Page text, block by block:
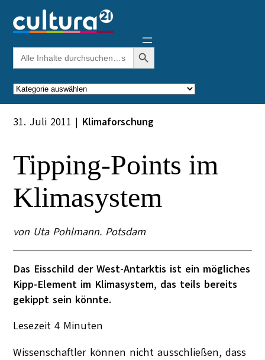
Inhalt
springen
Search
for:
Search Button
Kategorien
31. Juli 2011 | Klimaforschung
Tipping-Points im
Klimasystem
von Uta Pohlmann. Potsdam
Das Eisschild der West-Antarktis ist ein mögliches
Kipp-Element im Klimasystem, das teils bereits
gekippt sein könnte.
Lesezeit 4 Minuten
Wissenschaftler können nicht ausschließen, dass